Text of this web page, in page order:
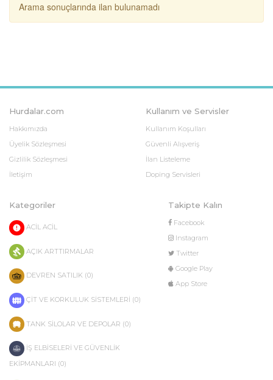
Arama sonuçlarında ilan bulunamadı
Hurdalar.com
Hakkımızda
Üyelik Sözleşmesi
Gizlilik Sözleşmesi
İletişim
Kullanım ve Servisler
Kullanım Koşulları
Güvenli Alışveriş
İlan Listeleme
Doping Servisleri
Kategoriler
ACİL ACİL
AÇIK ARTTIRMALAR
DEVREN SATILIK (0)
ÇİT VE KORKULUK SİSTEMLERİ (0)
TANK SİLOLAR VE DEPOLAR (0)
İŞ ELBİSELERİ VE GÜVENLİK
EKİPMANLARI (0)
Takipte Kalın
Facebook
Instagram
Twitter
Google Play
App Store